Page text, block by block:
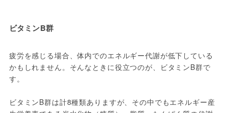
ビタミンB群
疲労を感じる場合、体内でのエネルギー代謝が低下している
かもしれません。そんなときに役立つのが、ビタミンB群で
す。
ビタミンB群は計8種類ありますが、その中でもエネルギー産